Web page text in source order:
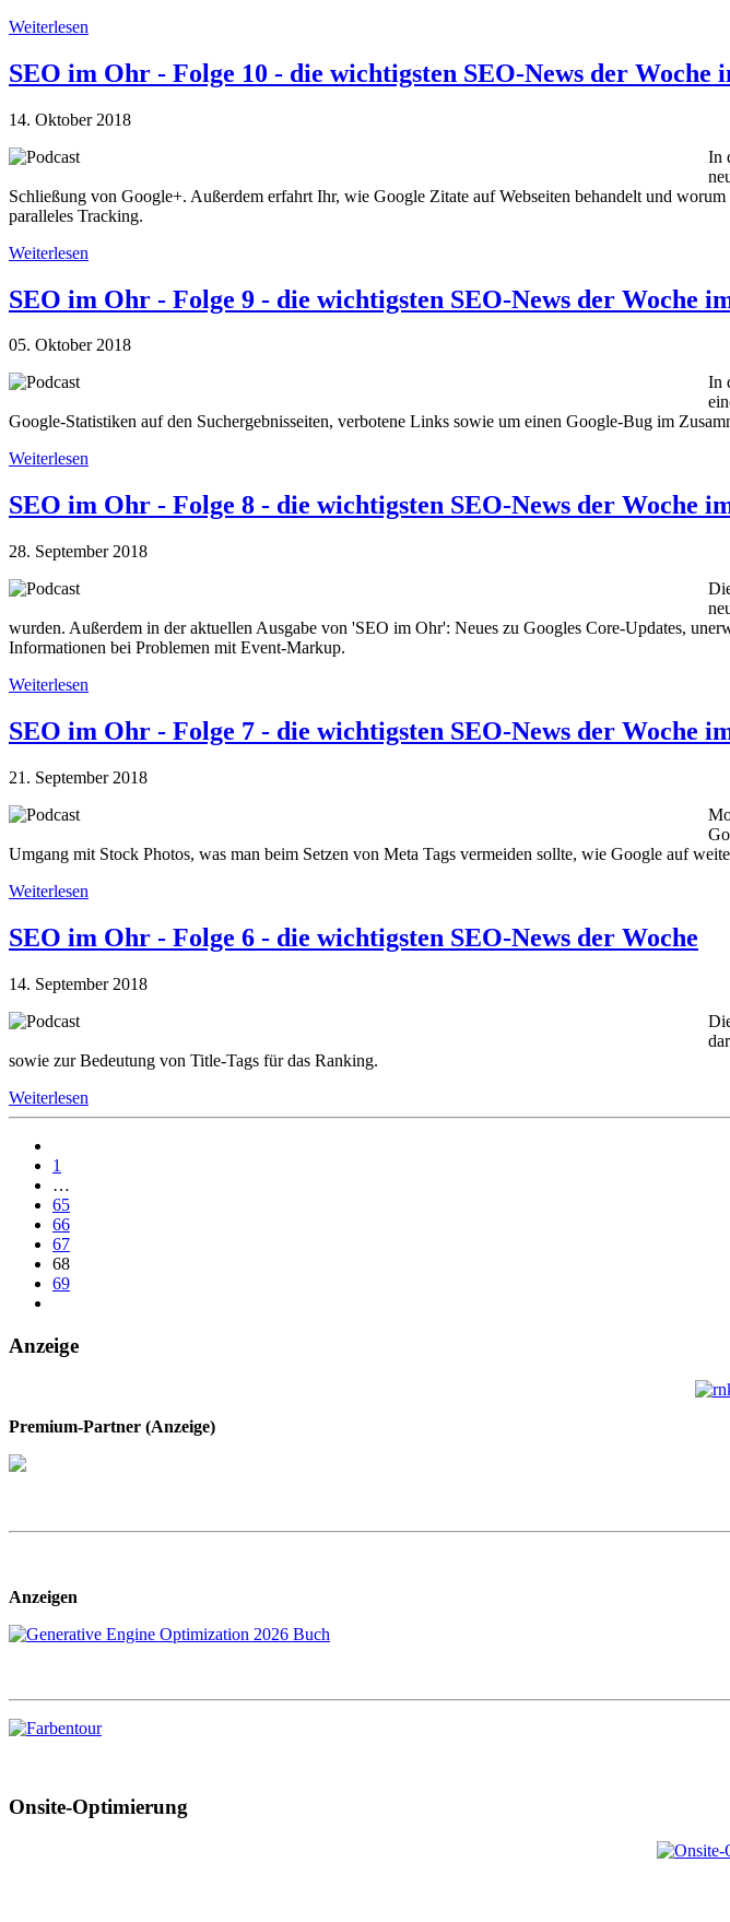
Weiterlesen
SEO im Ohr - Folge 10 - die wichtigsten SEO-News der Woche
14. Oktober 2018
In
Schließung von Google+. Außerdem erfahrt Ihr, wie Google Zitate auf Webseiten behandelt und
paralleles Tracking.
Weiterlesen
SEO im Ohr - Folge 9 - die wichtigsten SEO-News der Woche
05. Oktober 2018
In
Google-Statistiken auf den Suchergebnisseiten, verbotene Links sowie um einen Google-Bug im
Weiterlesen
SEO im Ohr - Folge 8 - die wichtigsten SEO-News der Woche
28. September 2018
wurden. Außerdem in der aktuellen Ausgabe von 'SEO im Ohr': Neues zu Googles Core-Updates,
Informationen bei Problemen mit Event-Markup.
Weiterlesen
SEO im Ohr - Folge 7 - die wichtigsten SEO-News der Woche
21. September 2018
Umgang mit Stock Photos, was man beim Setzen von Meta Tags vermeiden sollte, wie Google auf
Weiterlesen
SEO im Ohr - Folge 6 - die wichtigsten SEO-News der Woche
14. September 2018
sowie zur Bedeutung von Title-Tags für das Ranking.
Weiterlesen
1
…
65
66
67
68
69
Anzeige
Premium-Partner (Anzeige)
Anzeigen
Onsite-Optimierung